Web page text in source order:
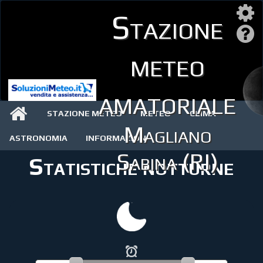
Stazione
meteo
amatoriale
Magliano
Sabina (RI)
STAZIONE METEO METEO CLIMA
ASTRONOMIA INFORMAZIONI
Statistiche notturne